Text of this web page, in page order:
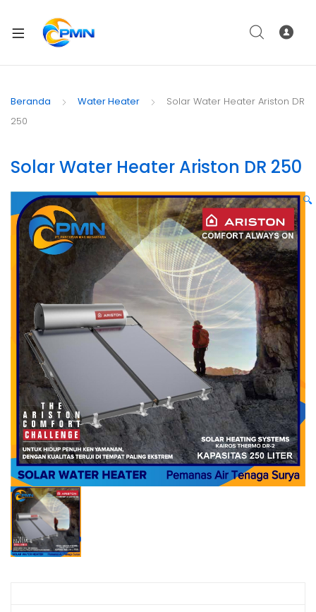
Beranda Water Heater
Solar Water Heater Ariston DR
250
Solar Water Heater Ariston DR 250
🔍